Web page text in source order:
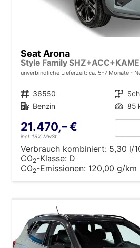
Seat Arona
unverbindliche Lieferzeit: ca. 5-7 Monate
Fahrzeugnr. 36550 Getriebe
Kraftstoff Benzin Leistung 85
21.470,– €
incl. 19% MwSt.
Verbrauch kombiniert: 5,30 l/
CO2-Klasse: D
CO2-Emissionen: 120,00 g/km